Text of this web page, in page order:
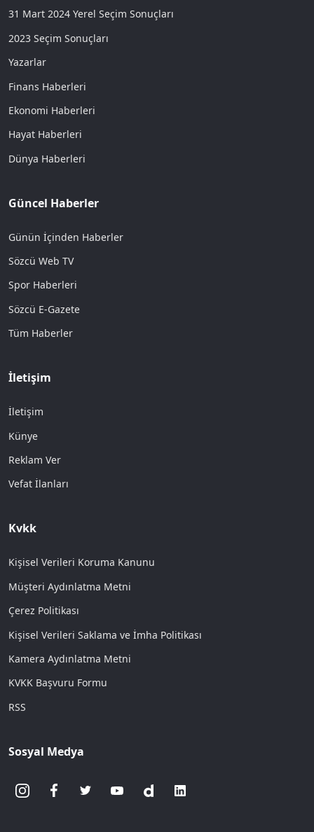
31 Mart 2024 Yerel Seçim Sonuçları
2023 Seçim Sonuçları
Yazarlar
Finans Haberleri
Ekonomi Haberleri
Hayat Haberleri
Dünya Haberleri
Güncel Haberler
Günün İçinden Haberler
Sözcü Web TV
Spor Haberleri
Sözcü E-Gazete
Tüm Haberler
İletişim
İletişim
Künye
Reklam Ver
Vefat İlanları
Kvkk
Kişisel Verileri Koruma Kanunu
Müşteri Aydınlatma Metni
Çerez Politikası
Kişisel Verileri Saklama ve İmha Politikası
Kamera Aydınlatma Metni
KVKK Başvuru Formu
RSS
Sosyal Medya